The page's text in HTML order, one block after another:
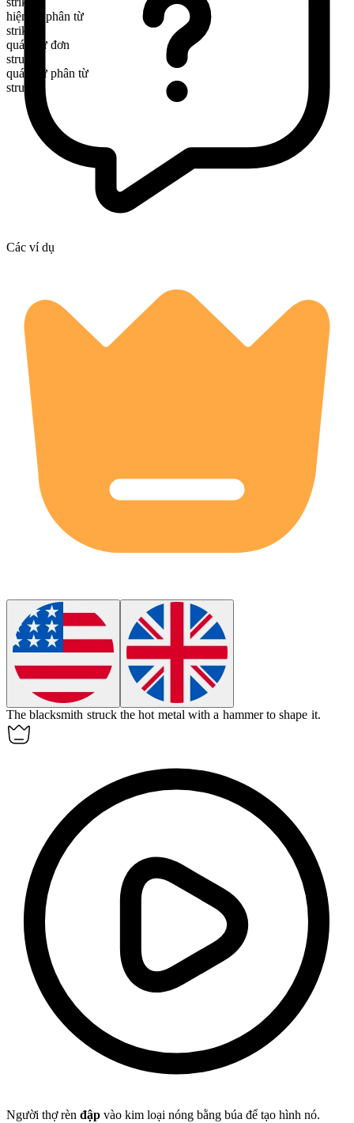
hiện tại phân từ
striking
quá khứ đơn
struck
quá khứ phân từ
struck
Các ví dụ
The blacksmith struck the hot metal with a hammer to shape it.
Người thợ rèn đập vào kim loại nóng bằng búa để tạo hình nó.